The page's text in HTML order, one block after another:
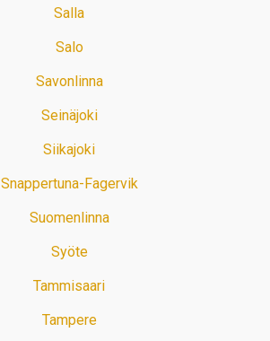
Salla
Salo
Savonlinna
Seinäjoki
Siikajoki
Snappertuna-Fagervik
Suomenlinna
Syöte
Tammisaari
Tampere